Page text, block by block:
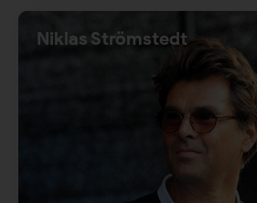
Niklas Strömstedt